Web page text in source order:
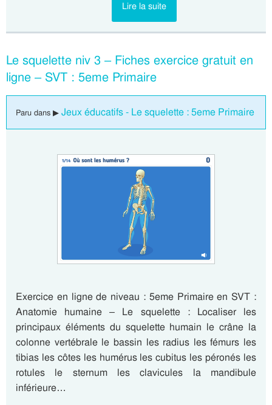
Lire la suite
Le squelette niv 3 – Fiches exercice gratuit en
ligne – SVT : 5eme Primaire
Paru dans ▶ Jeux éducatifs - Le squelette : 5eme Primaire
Exercice en ligne de niveau : 5eme Primaire en SVT :
Anatomie humaine – Le squelette : Localiser les
principaux éléments du squelette humain le crâne la
colonne vertébrale le bassin les radius les fémurs les
tibias les côtes les humérus les cubitus les péronés les
rotules le sternum les clavicules la mandibule
inférieure…